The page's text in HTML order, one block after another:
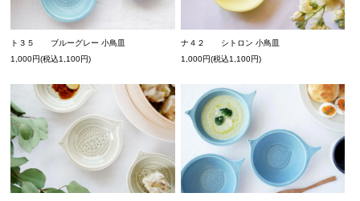
ト３５ ブルーグレー 小鳥皿
1,000円(税込1,100円)
ナ４２ シトロン 小鳥皿
1,000円(税込1,100円)